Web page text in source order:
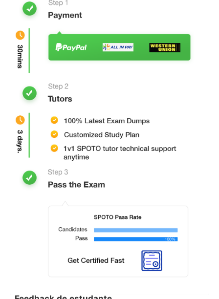
Após a compra, garantiremos que obterá materiais
de exame actualizados e completos para passar
no seu exame.
Passar o exame de certificação
rapidamente
é suficiente responder correctamente aos